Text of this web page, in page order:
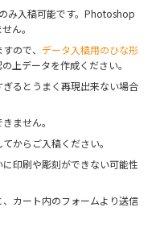
み入稿可能です。Photoshop
ん。
ので、 データ入稿用のひな形
上データを作成ください。
るとうまく再現出来ない場合
ません。
からご入稿ください。
印刷や彫刻ができない可能性
カート内のフォームより送信